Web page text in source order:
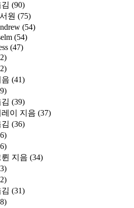
(90)
원 (75)
(54)
(54)
(47)
(41)
(39)
이 지음 (37)
(36)
지음 (34)
(31)